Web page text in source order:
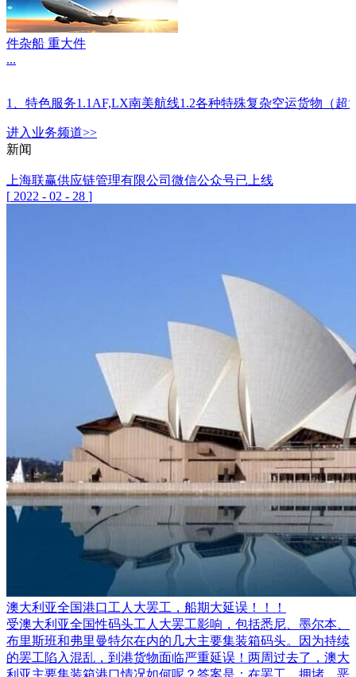
件杂船 重大件
...
1、特色服务1.1AF,LX南美航线1.2各种特殊复杂空运货物（
进入 业务频道>>
新闻
上海联赢供应链管理有限公司微信公众号已上线
[ 2022 - 02 - 28 ]
澳大利亚全国港口工人大罢工，船期大延误！！！
受澳大利亚全国性码头工人大罢工影响，包括悉尼、墨尔本、
布里斯班和弗里曼特尔在内的几大主要集装箱码头。因为持续
的罢工陷入混乱，到港货物面临严重延误！两周过去了，澳大
利亚主要集装箱港口情况如何呢？答案是：在罢工，拥堵，恶